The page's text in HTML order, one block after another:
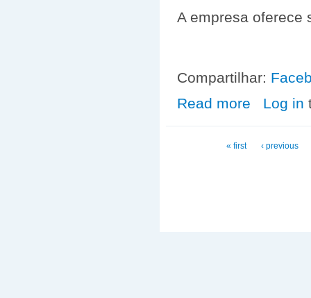
A empresa oferece
Compartilhar:
Read more about VAGAS
Log in
« first ‹ previous